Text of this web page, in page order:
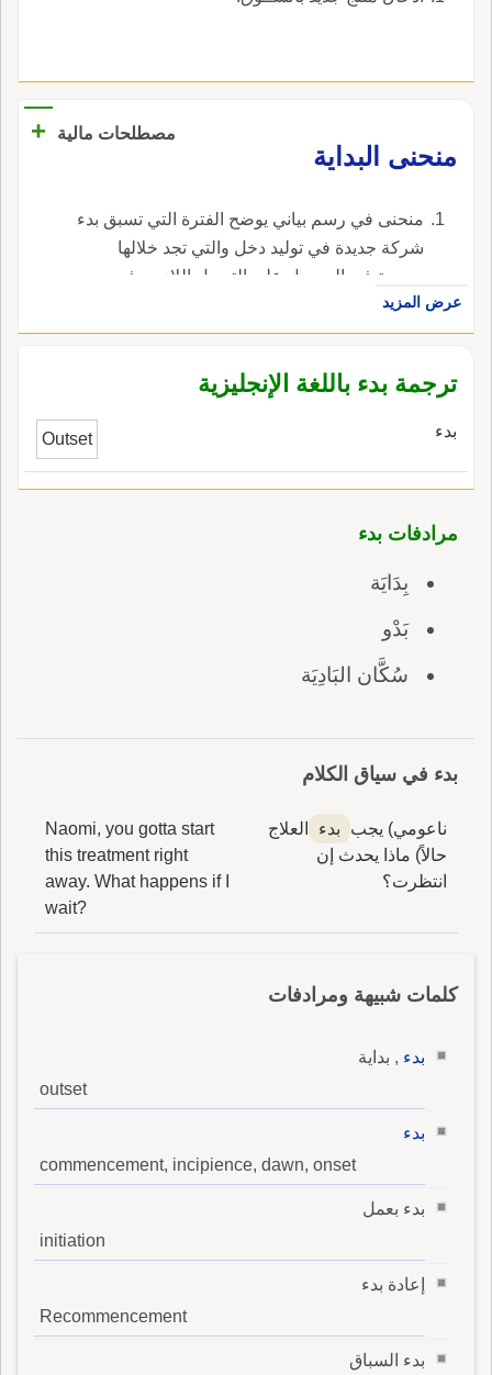
مصطلحات مالية
+
منحنى البداية
منحنى في رسم بياني يوضح الفترة التي تسبق بدء
شركة جديدة في توليد دخل والتي تجد خلالها
صعوبة في الحصول على التمويل اللازم ، في
الإنجليزية، هي death valley curve.عرض المزيد
ترجمة بدء باللغة الإنجليزية
بدء Outset
مرادفات بدء
بِدَايَة
بَدْو
سُكَّان البَادِيَة
بدء في سياق الكلام
ناعومي) يجب بدء
العلاج
حالاً) ماذا يحدث إن
انتظرت؟
Naomi, you gotta start
this treatment right
away. What happens if I
wait?
كلمات شبيهة ومرادفات
بدء , بداية
outset
بدء
commencement, incipience, dawn, onset
بدء بعمل
initiation
إعادة بدء
Recommencement
بدء السباق